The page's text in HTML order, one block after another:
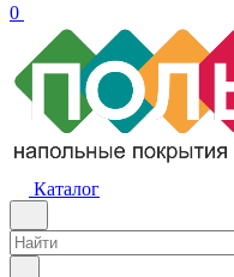
0
Каталог